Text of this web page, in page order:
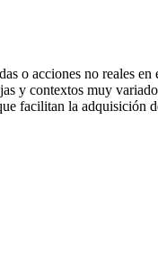
o acciones no reales
y contextos muy
facilitan la adquisición